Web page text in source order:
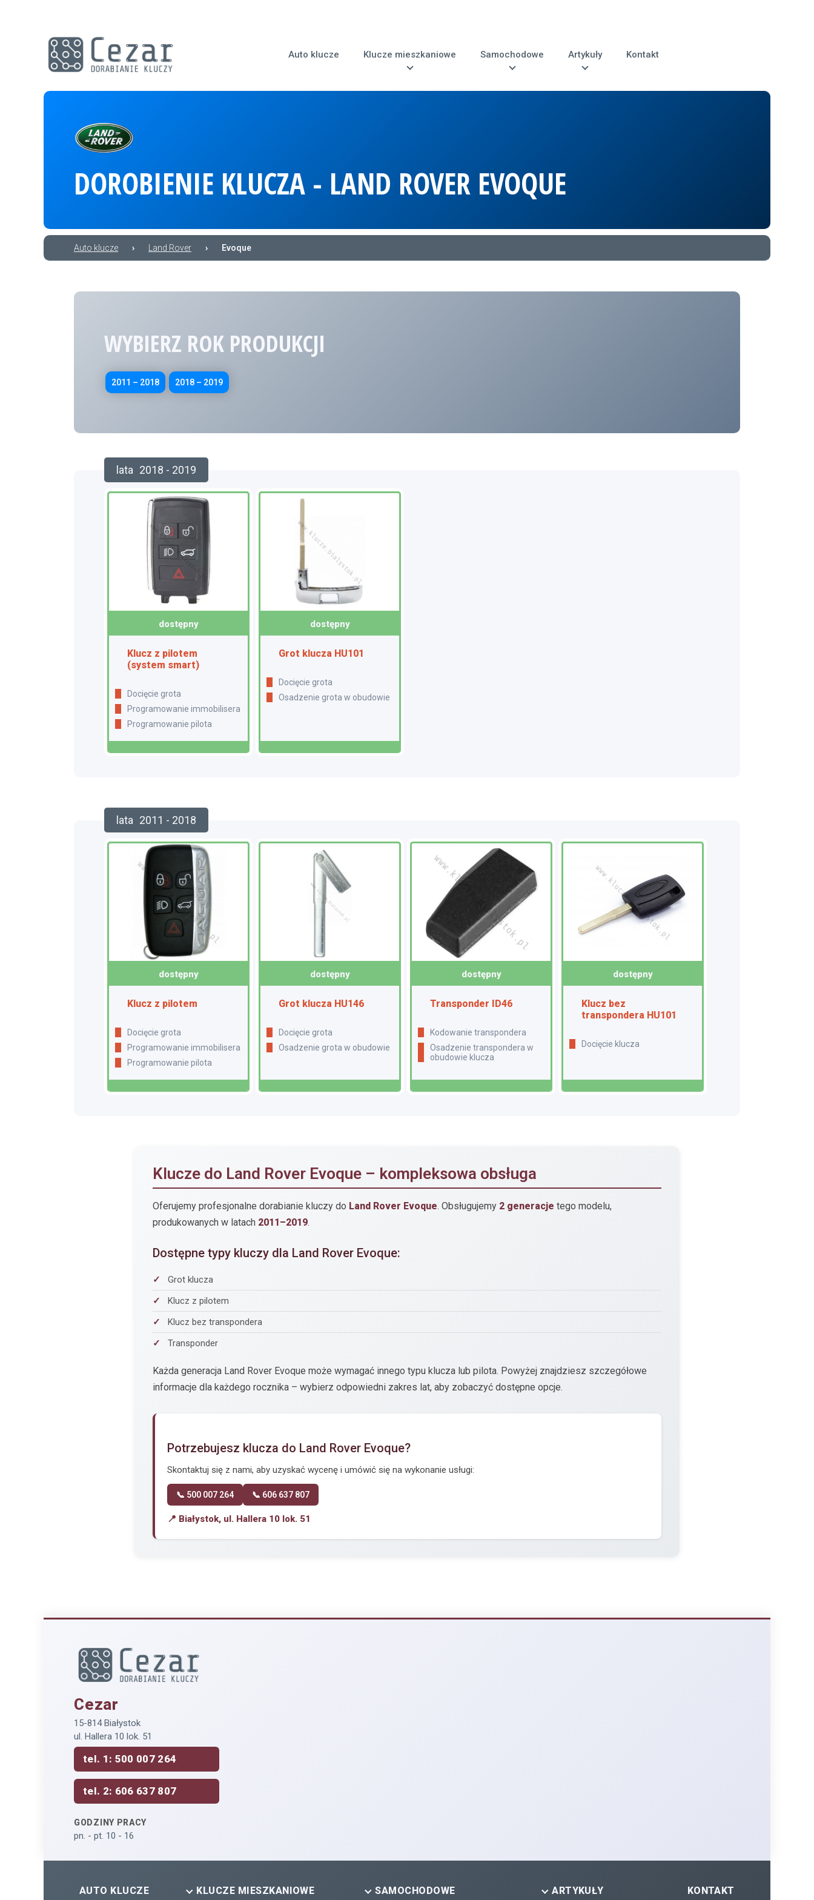
Auto klucze Klucze mieszkaniowe Samochodowe Artykuły Kontakt
DOROBIENIE KLUCZA - LAND ROVER EVOQUE
Auto klucze › Land Rover › Evoque
WYBIERZ ROK PRODUKCJI
2011 – 2018 2018 – 2019
lata 2018 - 2019
dostępny
Klucz z pilotem
(system smart)
Docięcie grota
Programowanie immobilisera
Programowanie pilota
dostępny
Grot klucza HU101
Docięcie grota
Osadzenie grota w obudowie
lata 2011 - 2018
dostępny
Klucz z pilotem
Docięcie grota
Programowanie immobilisera
Programowanie pilota
dostępny
Grot klucza HU146
Docięcie grota
Osadzenie grota w obudowie
dostępny
Transponder ID46
Kodowanie transpondera
Osadzenie transpondera w
obudowie klucza
dostępny
Klucz bez
transpondera HU101
Docięcie klucza
Klucze do Land Rover Evoque – kompleksowa obsługa
Oferujemy profesjonalne dorabianie kluczy do Land Rover Evoque. Obsługujemy 2 generacje tego modelu,
produkowanych w latach 2011–2019.
Dostępne typy kluczy dla Land Rover Evoque:
Grot klucza
Klucz z pilotem
Klucz bez transpondera
Transponder
Każda generacja Land Rover Evoque może wymagać innego typu klucza lub pilota. Powyżej znajdziesz szczegółowe
informacje dla każdego rocznika – wybierz odpowiedni zakres lat, aby zobaczyć dostępne opcje.
Potrzebujesz klucza do Land Rover Evoque?
Skontaktuj się z nami, aby uzyskać wycenę i umówić się na wykonanie usługi:
📞 500 007 264 📞 606 637 807
📍 Białystok, ul. Hallera 10 lok. 51
Cezar
15-814 Białystok
ul. Hallera 10 lok. 51
tel. 1: 500 007 264
tel. 2: 606 637 807
GODZINY PRACY
pn. - pt. 10 - 16
AUTO KLUCZE KLUCZE MIESZKANIOWE SAMOCHODOWE ARTYKUŁY KONTAKT